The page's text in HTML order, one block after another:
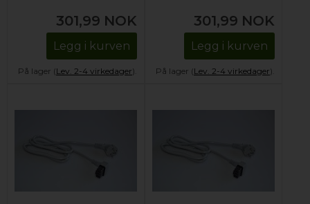
301,99 NOK
Legg i kurven
På lager (Lev. 2-4 virkedager).
301,99 NOK
Legg i kurven
På lager (Lev. 2-4 virkedager).